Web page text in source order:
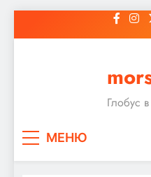
к
Глобус
МЕНЮ